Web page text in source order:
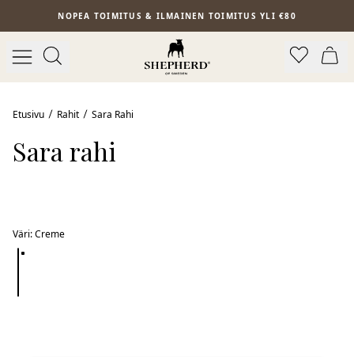
Siirry pääsisältöönNOPEA TOIMITUS & ILMAINEN TOIMITUS YLI €80
Etusivu Rahit Sara Rahi
Sara rahi
Väri:Creme